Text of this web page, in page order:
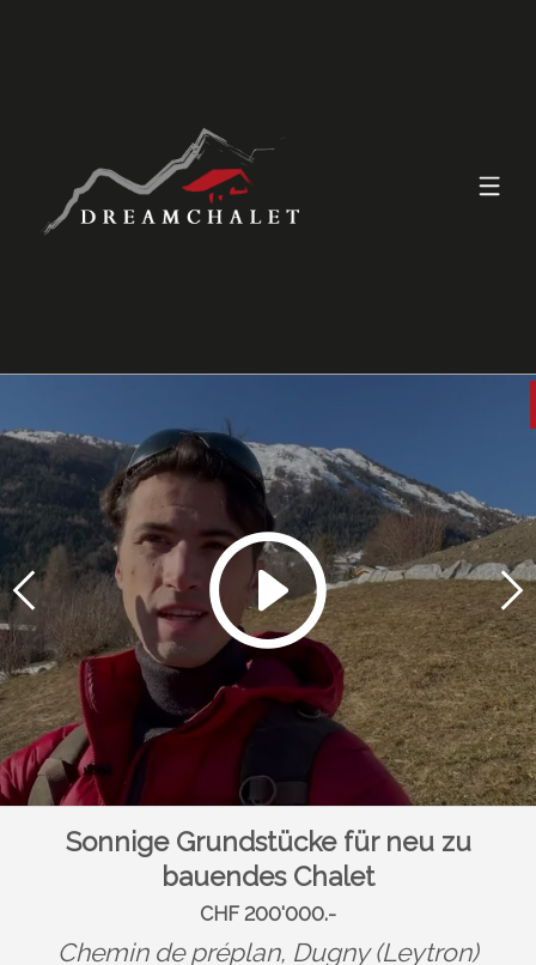
Sonnige Grundstücke für neu zu
bauendes Chalet
CHF 200'000.-
Chemin de préplan, Dugny (Leytron)